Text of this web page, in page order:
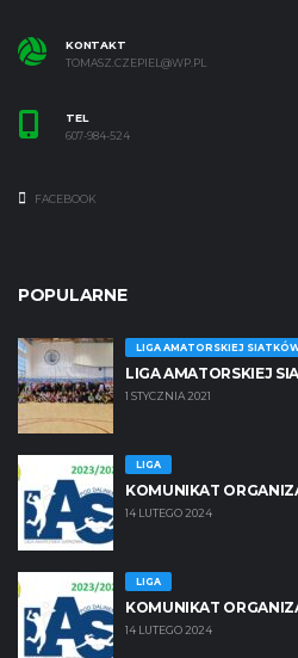
KONTAKT
TOMASZ.CZEPIEL@WP.PL
TEL
607-984-524
FACEBOOK
POPULARNE
LIGA AMATORSKIEJ
LIGA AMATORSKIEJ
1 STYCZNIA 2021
LIGA
KOMUNIKAT
14 LUTEGO 2024
LIGA
KOMUNIKAT
14 LUTEGO 2024